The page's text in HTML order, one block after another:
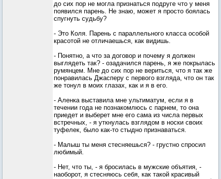
до сих пор не могла признаться подруге что у меня
появился парень. Не знаю, может я просто боялась
спугнуть судьбу?
- Это Коля. Парень с параллельного класса особой
красотой не отличаешься, как видишь.
- Понятно, а что за договор и почему я должен
выглядеть так? - озадачился парень, я же покрылась
румянцем. Мне до сих пор не вериться, что я так же
понравилась Джасперу с первого взгляда, что он так
же тонул в моих глазах, как и я в его.
- Аленка выставила мне ультиматум, если я в
течении года не познакомлюсь с парнем, то она
приедет и выберет мне его сама из числа первых
встречных, - я уткнулась взглядом в носки своих
туфелек, было как-то стыдно признаваться.
- Малыш ты меня стесняешься? - грустно спросил
любимый.
- Нет, что ты, - я бросилась в мужские объятия, -
наоборот, я стесняюсь себя, как такой красивый